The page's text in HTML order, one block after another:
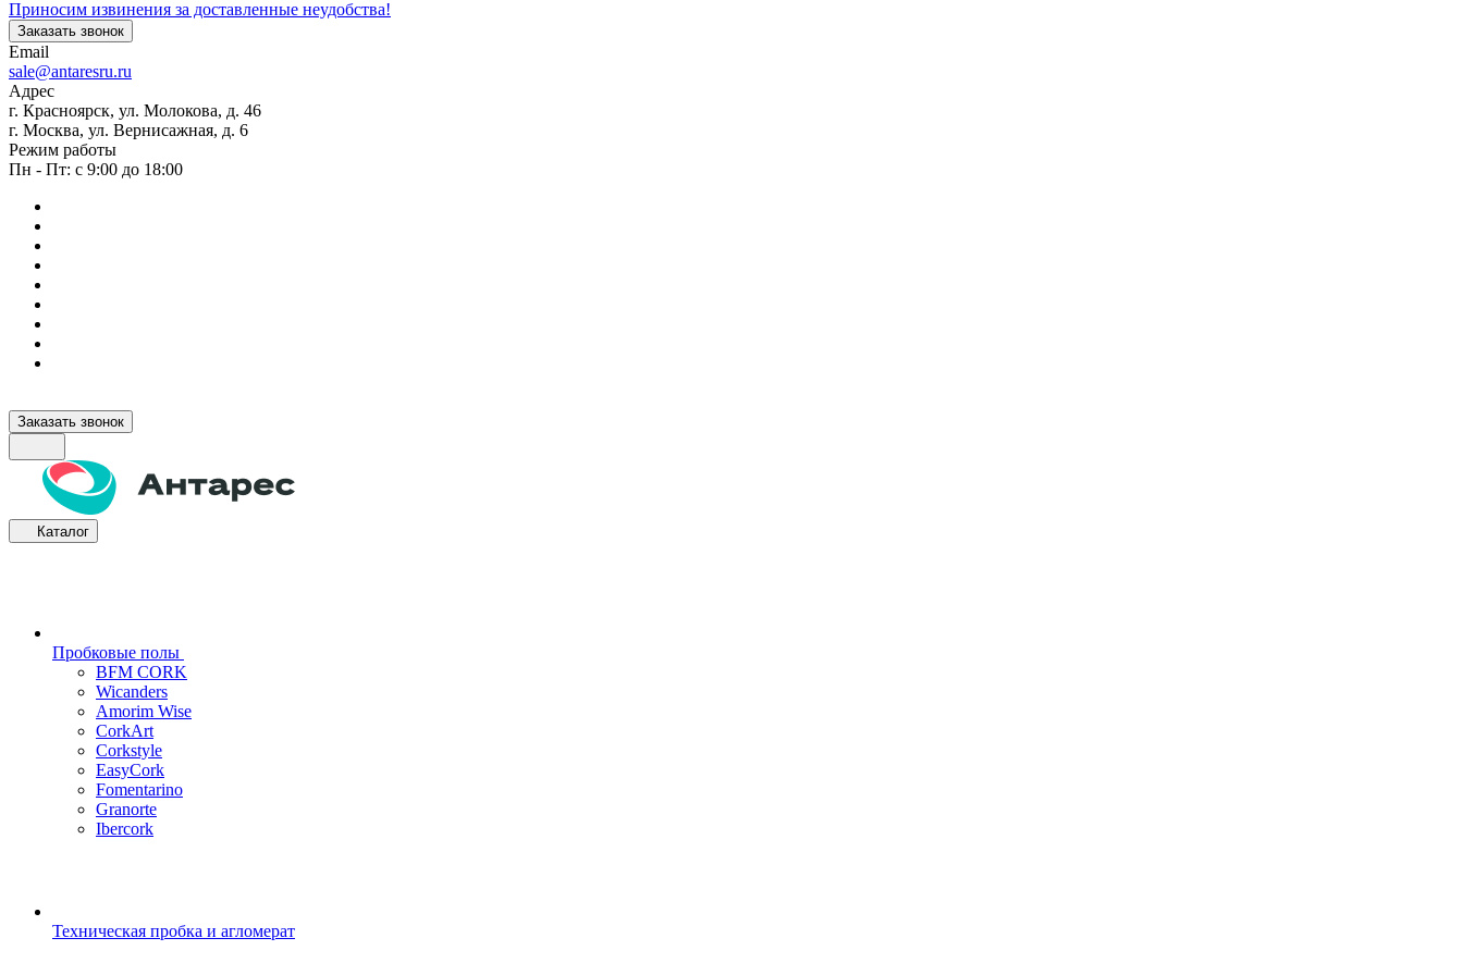
Приносим извинения за доставленные неудобства!
Заказать звонок
Email
sale@antaresru.ru
Адрес
г. Красноярск, ул. Молокова, д. 46
г. Москва, ул. Вернисажная, д. 6
Режим работы
Пн - Пт: с 9:00 до 18:00
Заказать звонок
Каталог
Пробковые полы
BFM CORK
Wicanders
Amorim Wise
CorkArt
Corkstyle
EasyCork
Fomentarino
Granorte
Ibercork
Техническая пробка и агломерат